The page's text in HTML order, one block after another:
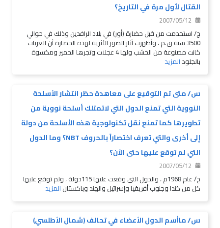
القتال لأول مرة في التاريخ؟
2007/05/12
ج/ استخدمت من قبل حضارة (أور) في بلاد الرافدين وذلك في حوالي
3500 سنة ق.م ، وأظهرت آثار الصور الأثرية لهذه الحضارة أن العربات
كانت مصنوعة من الخشب ولها 4 عجلات وتجرها الحمير ومكسوة
بالجلود المزيد
س/ متى تم التوقيع على معاهدة حظر انتشار الأسلحة
النووية التي تمنع الدول التي لاتمتلك أسلحة نووية من
تطويرها كما تمنع نقل تكنولوجية هذه الأسلحة من دولة
إلى أخرى والتي تعرف اختصاراً بالحروف NBT؟ وما الدول
التي لم توقع عليها حتى الآن؟
2007/05/12
ج/ عام 1968م ، والدول التي وقعت عليها 115دولة ، ولم توقع عليها
كل من كندا وجنوب أفريقيا وإسرائيل والهند وباكستان المزيد
س/ ماأسم الدول الأعضاء في تحالف (شمال الأطلسي)